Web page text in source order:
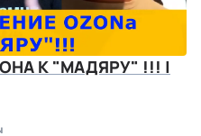
К "МАДЯРУ" !!! |